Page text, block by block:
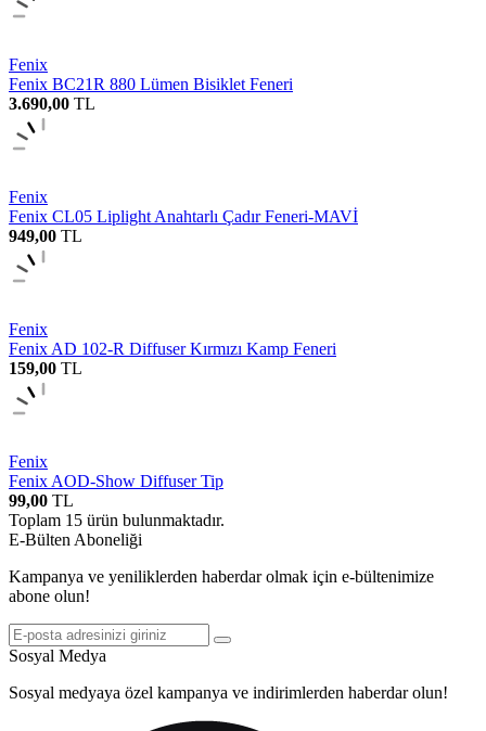
Fenix
Fenix BC21R 880 Lümen Bisiklet Feneri
3.690,00 TL
Fenix
Fenix CL05 Liplight Anahtarlı Çadır Feneri-MAVİ
949,00 TL
Fenix
Fenix AD 102-R Diffuser Kırmızı Kamp Feneri
159,00 TL
Fenix
Fenix AOD-Show Diffuser Tip
99,00 TL
Toplam 15 ürün bulunmaktadır.
E-Bülten Aboneliği
Kampanya ve yeniliklerden haberdar olmak için e-bültenimize
abone olun!
Sosyal Medya
Sosyal medyaya özel kampanya ve indirimlerden haberdar olun!